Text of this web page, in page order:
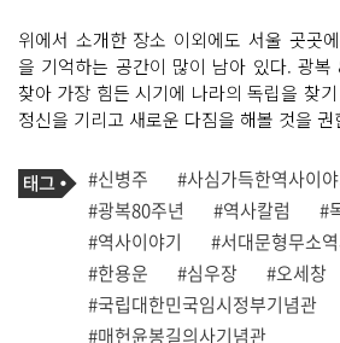
위에서 소개한 장소 이외에도 서울 곳곳
을 기억하는 공간이 많이 남아 있다. 광복
찾아 가장 힘든 시기에 나라의 독립을 찾
정신을 기리고 새로운 다짐을 해볼 것을 권
기
사
관
련
태
그
태
그
#신병주 #사심가득한역사이
#광복80주년
#역사칼럼
#
#역사이야기
#서대문형무소
#한용운
#심우장 #오세창
#국립대한민국임시정부기념관
#매헌윤봉길의사기념관